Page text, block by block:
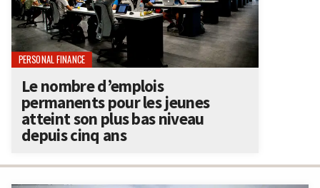
PERSONAL FINANCE
Le nombre d’emplois
permanents pour les jeunes
atteint son plus bas niveau
depuis cinq ans